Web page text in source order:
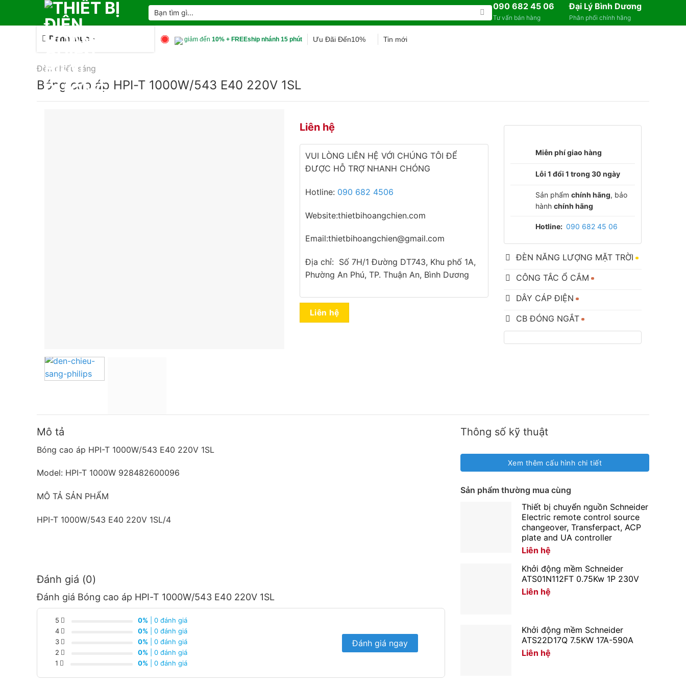
Tìm
kiếm:
090 682 45 06
Tư vấn bán hàng
Đại Lý Bình Dương
Phân phối chính hãng
Danh mục giảm đến 10% + FREEship nhánh 15 phút Ưu Đãi Đến10% Tin mới
Đèn chiếu sáng
Bóng cao áp HPI-T 1000W/543 E40 220V 1SL
Liên hệ
VUI LÒNG LIÊN HỆ VỚI CHÚNG TÔI ĐỂ
ĐƯỢC HỖ TRỢ NHANH CHÓNG
Hotline: 090 682 4506
Website:thietbihoangchien.com
Email:thietbihoangchien@gmail.com
Địa chỉ: Số 7H/1 Đường DT743, Khu phố 1A,
Phường An Phú, TP. Thuận An, Bình Dương
Liên hệ
Miễn phí giao hàng
Lỗi 1 đổi 1 trong 30 ngày
Sản phẩm chính hãng, bảo
hành chính hãng
Hotline: 090 682 45 06
ĐÈN NĂNG LƯỢNG MẶT TRỜI
CÔNG TẮC Ổ CẮM
DÂY CÁP ĐIỆN
CB ĐÓNG NGẮT
Mô tả
Bóng cao áp HPI-T 1000W/543 E40 220V 1SL
Model: HPI-T 1000W 928482600096
MÔ TẢ SẢN PHẨM
HPI-T 1000W/543 E40 220V 1SL/4
Đánh giá (0)
Đánh giá Bóng cao áp HPI-T 1000W/543 E40 220V 1SL
5 0% | 0 đánh giá
4
0% | 0 đánh giá
3
0% | 0 đánh giá
2
0% | 0 đánh giá
1
0% | 0 đánh giá
Đánh giá ngay
Thông số kỹ thuật
Xem thêm cấu hình chi tiết
Sản phẩm thường mua cùng
Thiết bị chuyển nguồn Schneider
Electric remote control source
changeover, Transferpact, ACP
plate and UA controller
Liên hệ
Khởi động mềm Schneider
ATS01N112FT 0.75Kw 1P 230V
Liên hệ
Khởi động mềm Schneider
ATS22D17Q 7.5KW 17A-590A
Liên hệ